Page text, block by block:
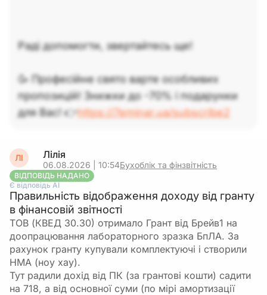
Раді допомогти, звертайтесь ще!
🥳 Професійне свято варте особливих
пропозицій! Знижки до -70% і подарунки
для Вас! 👉https://7eminar.ua/subscribe2
ЛІ Лілія
06.08.2026 | 10:54Бухоблік та фінзвітність
ВІДПОВІДЬ НАДАНО
Є відповідь АІ
Правильність відображення доходу від гранту
в фінансовій звітності
ТОВ (КВЕД 30.30) отримало Грант від Брейв1 на
доопрацювання лабораторного зразка БпЛА. За
рахунок гранту купували комплектуючі і створили
НМА (ноу хау).
Тут радили дохід від ПК (за грантові кошти) садити
на 718, а від основної суми (по мірі амортизації